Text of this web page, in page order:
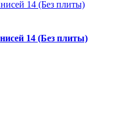
14 (Без плиты)